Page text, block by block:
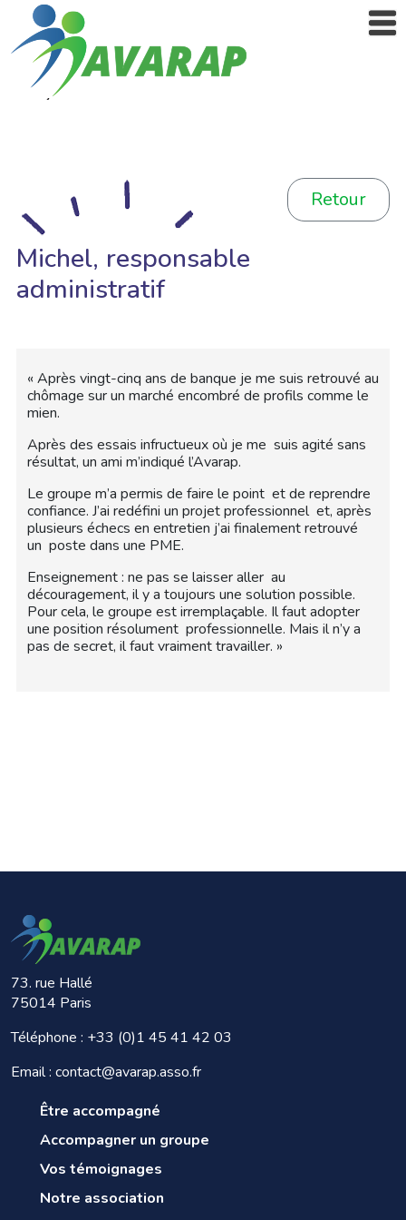
Retour
Michel, responsable
administratif
« Après vingt-cinq ans de banque je me suis retrouvé au
chômage sur un marché encombré de profils comme le
mien.
Après des essais infructueux où je me suis agité sans
résultat, un ami m’indiqué l’Avarap.
Le groupe m’a permis de faire le point et de reprendre
confiance. J’ai redéfini un projet professionnel et, après
plusieurs échecs en entretien j’ai finalement retrouvé
un poste dans une PME.
Enseignement : ne pas se laisser aller au
découragement, il y a toujours une solution possible.
Pour cela, le groupe est irremplaçable. Il faut adopter
une position résolument professionnelle. Mais il n’y a
pas de secret, il faut vraiment travailler. »
73. rue Hallé
75014 Paris
Téléphone : +33 (0)1 45 41 42 03
Email : contact@avarap.asso.fr
Être accompagné
Accompagner un groupe
Vos témoignages
Notre association